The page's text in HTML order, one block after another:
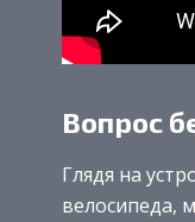
Вопрос
Глядя на
велосипеда,